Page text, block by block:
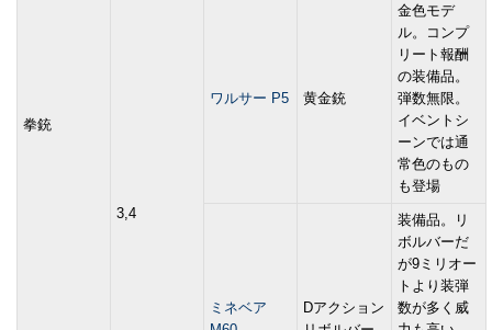
拳銃
3,4
ワルサー P5 黄金銃
金色モデ
ル。コンプ
リート報酬
の装備品。
弾数無限。
イベントシ
ーンでは通
常色のもの
も登場
ミネベア
Dアクション
装備品。リ
ボルバーだ
が9ミリオー
トより装弾
数が多く威